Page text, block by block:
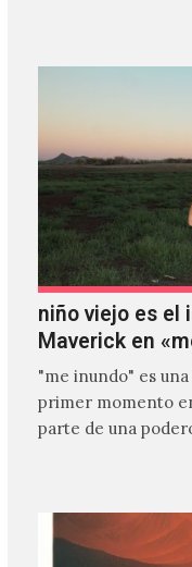
niño viejo es el
Maverick en
"me inundo" es
primer momento
parte de una